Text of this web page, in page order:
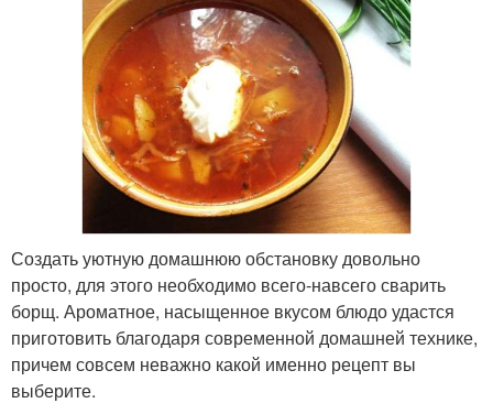
Создать уютную домашнюю обстановку довольно
просто, для этого необходимо всего-навсего сварить
борщ. Ароматное, насыщенное вкусом блюдо удастся
приготовить благодаря современной домашней технике,
причем совсем неважно какой именно рецепт вы
выберите.